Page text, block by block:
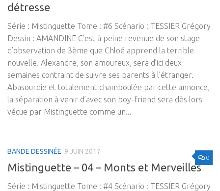
détresse
Série : Mistinguette Tome : #6 Scénario : TESSIER Grégory
Dessin : AMANDINE C’est à peine revenue de son stage
d’observation de 3ème que Chloé apprend la terrible
nouvelle. Alexandre, son amoureux, sera d’ici deux
semaines contraint de suivre ses parents à l’étranger.
Abasourdie et totalement chamboulée par cette annonce,
la séparation à venir d’avec son boy-friend sera dès lors
vécue par Mistinguette comme un...
0
BANDE DESSINÉE 9 JUIN 2017
Mistinguette – 04 – Monts et Merveilles
Série : Mistinguette Tome : #4 Scénario : TESSIER Grégory